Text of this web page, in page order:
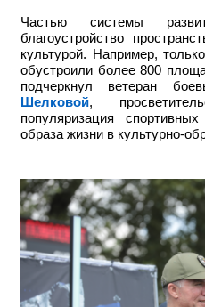
Частью системы
благоустройство
культурой. Например,
обустроили более 800
подчеркнул ветеран
Шелковой,
популяризация
образа жизни в культурно-